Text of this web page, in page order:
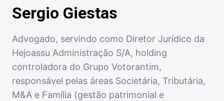
Sergio Giestas
Advogado, servindo como Diretor Jurídico da
Hejoassu Administração S/A, holding
controladora do Grupo Votorantim,
responsável pelas áreas Societária, Tributária,
M&A e Família (gestão patrimonial e